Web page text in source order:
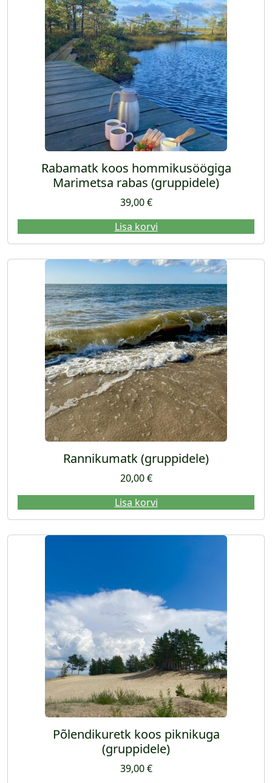
Rabamatk koos hommikusöögiga
Marimetsa rabas (gruppidele)
39,00€
Lisa korvi
Rannikumatk (gruppidele)
20,00€
Lisa korvi
Põlendikuretk koos piknikuga
(gruppidele)
39,00€